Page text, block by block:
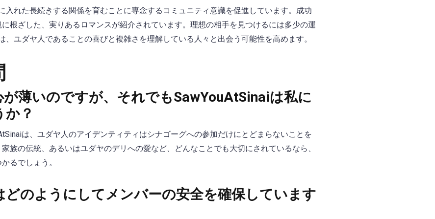
入れた長続きする関係を育むことに専念するコミュニティ意識を促進しています。成功
根ざした、実りあるロマンスが紹介されています。理想の相手を見つけるには多少の運
、ユダヤ人であることの喜びと複雑さを理解している人々と出会う可能性を高めます。
薄いのですが、それでもSawYouAtSinaiは私に
？
は、ユダヤ人のアイデンティティはシナゴーグへの参加だけにとどまらないことを
族の伝統、あるいはユダヤのデリへの愛など、どんなことでも大切にされているなら、
るでしょう。
どのようにしてメンバーの安全を確保しています